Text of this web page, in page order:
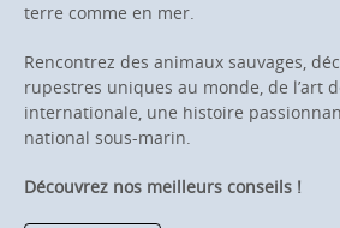
terre comme en mer.
Rencontrez des animaux sauvages,
rupestres uniques au monde, de l’art
internationale, une histoire
national sous-marin.
Découvrez nos meilleurs conseils !